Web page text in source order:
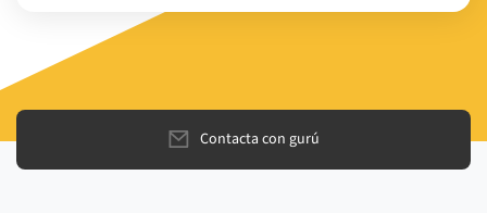
Contacta con gurú